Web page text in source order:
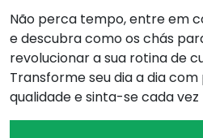
Não perca tempo, entre em
e descubra como os chás
revolucionar a sua rotina de
Transforme seu dia a dia
qualidade e sinta-se cada